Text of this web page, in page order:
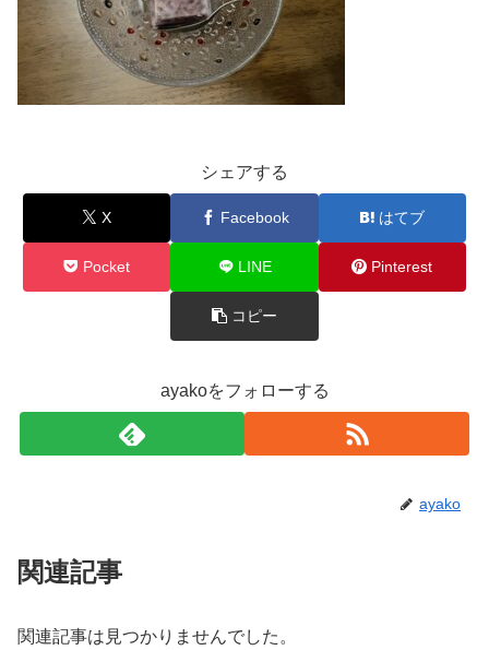
シェアする
X Facebook はてブ
Pocket LINE Pinterest
コピー
ayakoをフォローする
ayako
関連記事
関連記事は見つかりませんでした。